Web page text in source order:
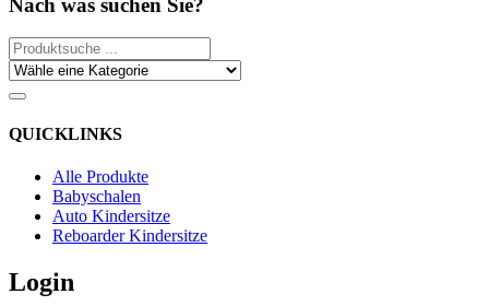
QUICKLINKS
Alle Produkte
Babyschalen
Auto Kindersitze
Reboarder Kindersitze
Login